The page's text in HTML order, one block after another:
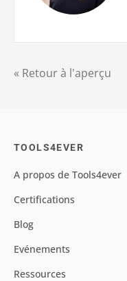
« Retour à l'aperçu
TOOLS4EVER
A propos de Tools4ever
Certifications
Blog
Evénements
Ressources